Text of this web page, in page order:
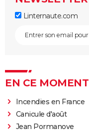
Linternaute.com
EN CE MOMENT
Incendies en France
Canicule d'août
Jean Pormanove